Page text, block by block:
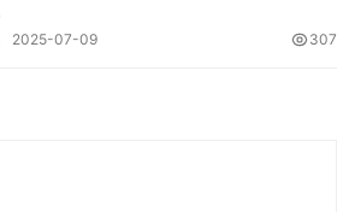
2025-07-09 307